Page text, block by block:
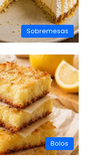
Sobremesas
Bolos